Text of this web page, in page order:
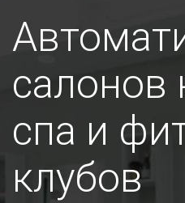
салонов
спа и
клубов